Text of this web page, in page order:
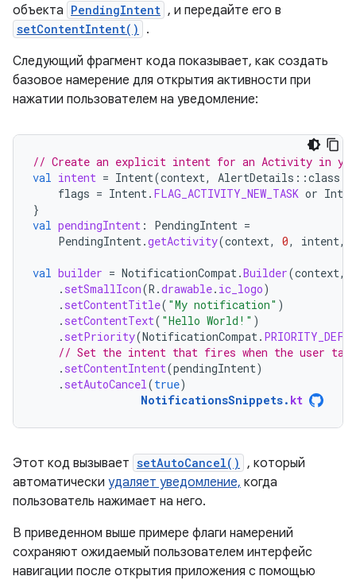
объекта PendingIntent , и передайте его в
setContentIntent()
.
Следующий фрагмент кода показывает, как создать
базовое намерение для открытия активности при
нажатии пользователем на уведомление:
// Create an explicit intent for an Activity in
val intent = Intent(context, AlertDetails ::class
flags = Intent. FLAG_ACTIVITY_NEW_TASK or
}
val pendingIntent : PendingIntent =
PendingIntent.getActivity(context, 0, intent,
val builder = NotificationCompat.Builder(context,
. setSmallIcon(R .drawable. ic_logo)
. setContentTitle( "My notification" )
. setContentText( "Hello World!" )
. setPriority(NotificationCompat.
// Set the intent that fires when the user
. setContentIntent(pendingIntent)
. setAutoCancel(true)
NotificationsSnippets. kt
Этот код вызывает setAutoCancel()
, который
автоматически удаляет уведомление, когда
пользователь нажимает на него.
В приведенном выше примере флаги намерений
сохраняют ожидаемый пользователем интерфейс
навигации после открытия приложения с помощью